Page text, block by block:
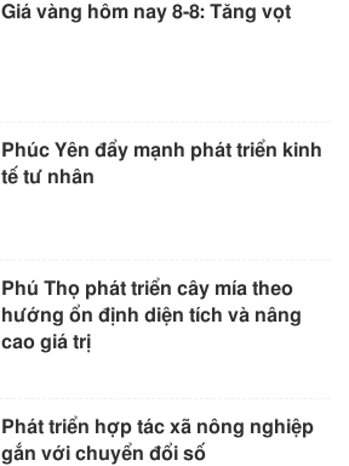
Giá vàng hôm nay 8-8: Tăng vọt
Phúc Yên đẩy mạnh phát triển kinh
tế tư nhân
Phú Thọ phát triển cây mía theo
hướng ổn định diện tích và nâng
cao giá trị
Phát triển hợp tác xã nông nghiệp
gắn với chuyển đổi số